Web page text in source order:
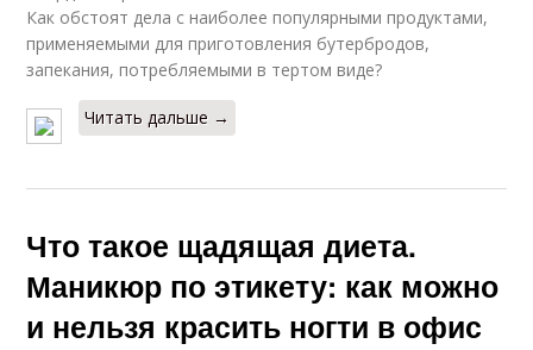
Как обстоят дела с наиболее популярными продуктами,
применяемыми для приготовления бутербродов,
запекания, потребляемыми в тертом виде?
Читать дальше →
Что такое щадящая диета.
Маникюр по этикету: как можно
и нельзя красить ногти в офис